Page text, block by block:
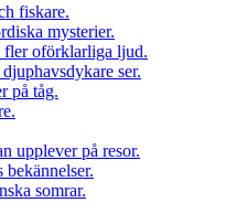
fiskare.
mysterier.
fler oförklarliga ljud.
ser.
på tåg.
upplever på resor.
bekännelser.
somrar.